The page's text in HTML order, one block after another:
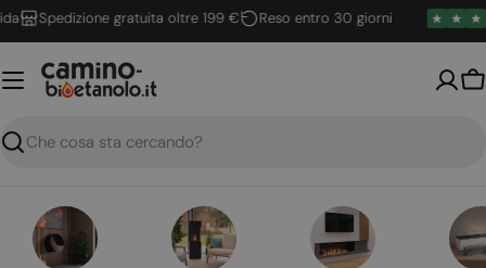
Vai
al
contenuto
Spedizione gratuita oltre 199 € Reso entro 30 giorni
Ricerca